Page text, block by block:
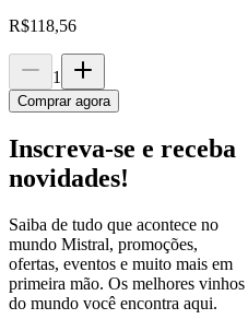
R$118,56
1
Comprar agora
Inscreva-se e receba
novidades!
Saiba de tudo que acontece no
mundo Mistral, promoções,
ofertas, eventos e muito mais em
primeira mão. Os melhores vinhos
do mundo você encontra aqui.